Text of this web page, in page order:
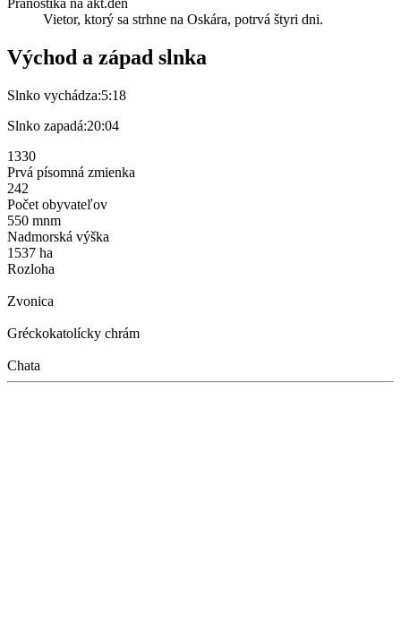
Pranostika na akt.deň
Vietor, ktorý sa strhne na Oskára, potrvá štyri dni.
Východ a západ slnka
Slnko vychádza:5:18
Slnko zapadá:20:04
1330
Prvá písomná zmienka
242
Počet obyvateľov
550 mnm
Nadmorská výška
1537 ha
Rozloha
Zvonica
Gréckokatolícky chrám
Chata